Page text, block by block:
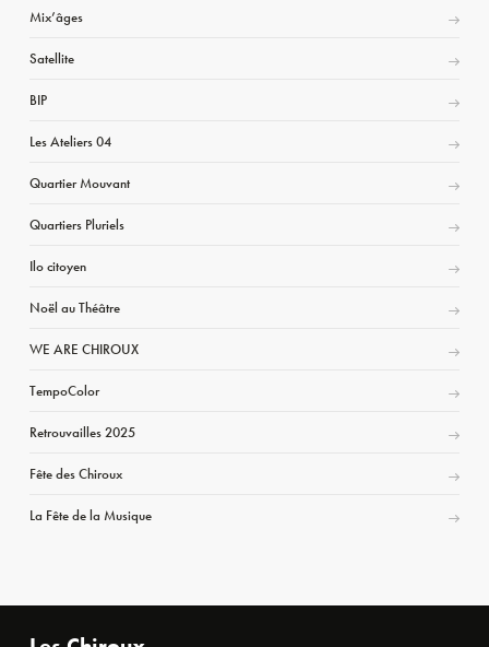
Mix’âges
Satellite
BIP
Les Ateliers 04
Quartier Mouvant
Quartiers Pluriels
Ilo citoyen
Noël au Théâtre
WE ARE CHIROUX
TempoColor
Retrouvailles 2025
Fête des Chiroux
La Fête de la Musique